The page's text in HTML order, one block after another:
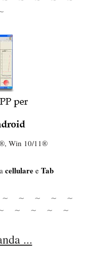
Win 10/11®
cellulare e Tab
∼ ∼ ∼ ∼ ∼
∼ ∼ ∼ ∼
...